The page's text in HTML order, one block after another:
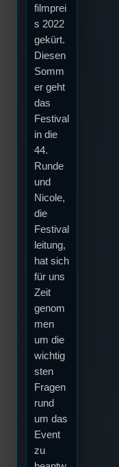
filmprei
s 2022
gekürt.
Diesen
Somm
er geht
das
Festival
in die
44.
Runde
und
Nicole,
die
Festival
leitung,
hat sich
für uns
Zeit
genom
men
um die
wichtig
sten
Fragen
rund
um das
Event
zu